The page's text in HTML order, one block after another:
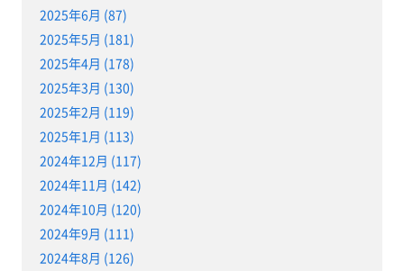
2025年6月 (87)
2025年5月 (181)
2025年4月 (178)
2025年3月 (130)
2025年2月 (119)
2025年1月 (113)
2024年12月 (117)
2024年11月 (142)
2024年10月 (120)
2024年9月 (111)
2024年8月 (126)